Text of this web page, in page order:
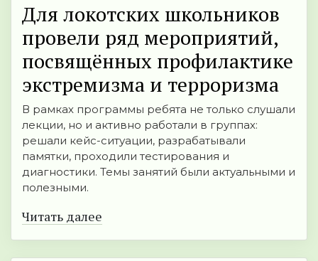
Для локотских школьников
провели ряд мероприятий,
посвящённых профилактике
экстремизма и терроризма
В рамках программы ребята не только слушали
лекции, но и активно работали в группах:
решали кейс-ситуации, разрабатывали
памятки, проходили тестирования и
диагностики. Темы занятий были актуальными и
полезными.
Читать далее